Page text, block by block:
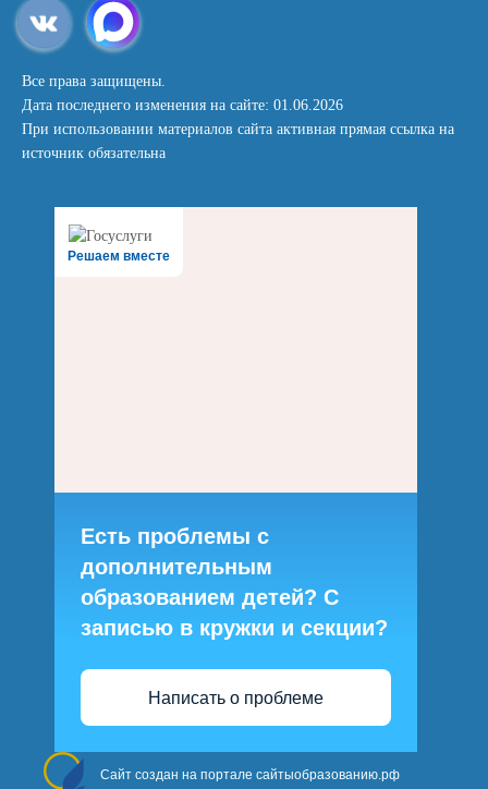
Все права защищены.
Дата последнего изменения на сайте: 01.06.2026
При использовании материалов сайта активная прямая ссылка на
источник обязательна
Решаем вместе
Есть проблемы с
дополнительным
образованием детей? С
записью в кружки и секции?
Написать о проблеме
Сайт создан на портале сайтыобразованию.рф